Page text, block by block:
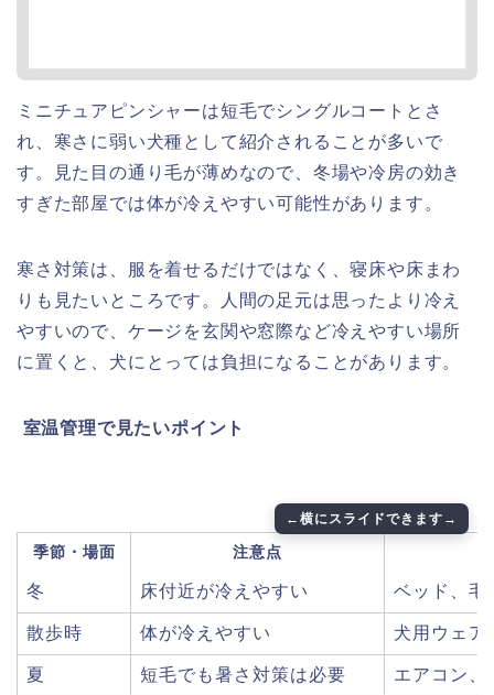
ミニチュアピンシャーは短毛でシングルコートとさ
れ、寒さに弱い犬種として紹介されることが多いで
す。見た目の通り毛が薄めなので、冬場や冷房の効き
すぎた部屋では体が冷えやすい可能性があります。
寒さ対策は、服を着せるだけではなく、寝床や床まわ
りも見たいところです。人間の足元は思ったより冷え
やすいので、ケージを玄関や窓際など冷えやすい場所
に置くと、犬にとっては負担になることがあります。
️ 室温管理で見たいポイント
季節・場面 注意点
冬 床付近が冷えやすい ベッド、毛
散歩時 体が冷えやすい 犬用ウェア
夏 短毛でも暑さ対策は必要 エアコン、